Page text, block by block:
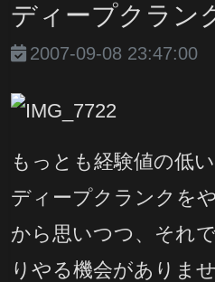
ディープクラン
2007-09-08 23:47:00
もっとも経験値の低
ディープクランクを
から思いつつ、それ
りやる機会がありま